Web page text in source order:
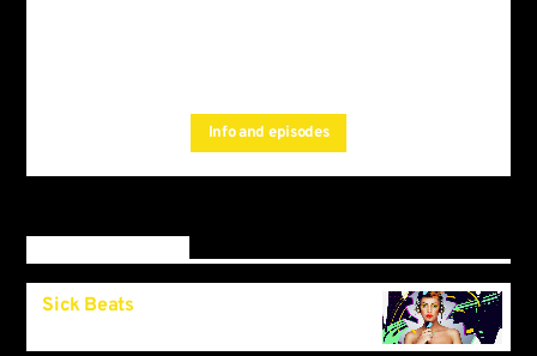
category.Curabitur id lacus felis. Sed justo mauris, auctor eget
tellus nec, pellentesque varius mauris. Sed eu congue nulla, et
tincidunt.
Info and episodes
Sick Beats